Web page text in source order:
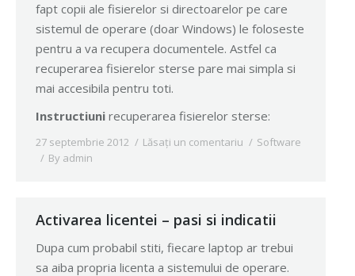
fapt copii ale fisierelor si directoarelor pe care
sistemul de operare (doar Windows) le foloseste
pentru a va recupera documentele. Astfel ca
recuperarea fisierelor sterse pare mai simpla si
mai accesibila pentru toti.
Instructiuni recuperarea fisierelor sterse:
27 septembrie 2012 Lăsați un comentariu
Software
By admin
Activarea licentei – pasi si indicatii
Dupa cum probabil stiti, fiecare laptop ar trebui
sa aiba propria licenta a sistemului de operare.